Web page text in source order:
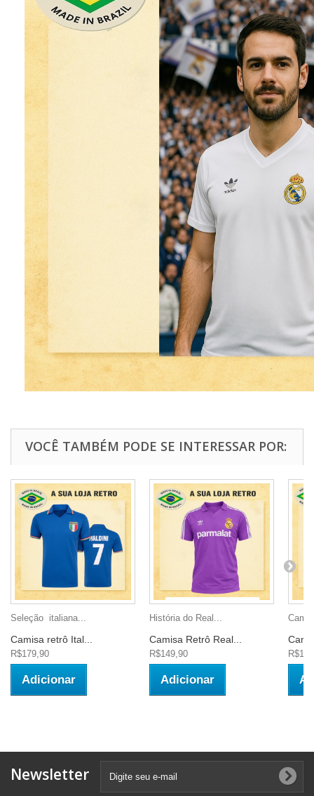
VOCÊ TAMBÉM PODE SE INTERESSAR POR:
Seleção italiana...
Camisa retrô Ital...
R$179,90
Adicionar
História do Real...
Camisa Retrô Real...
R$149,90
Adicionar
Newsletter